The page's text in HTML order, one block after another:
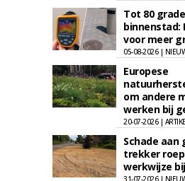
Tot 80
binnenstad:
voor meer
05-08-2026 |
Europese
om andere
werken bij
20-07-2026 |
Schade aan
trekker
werkwijze
31-07-2026 |